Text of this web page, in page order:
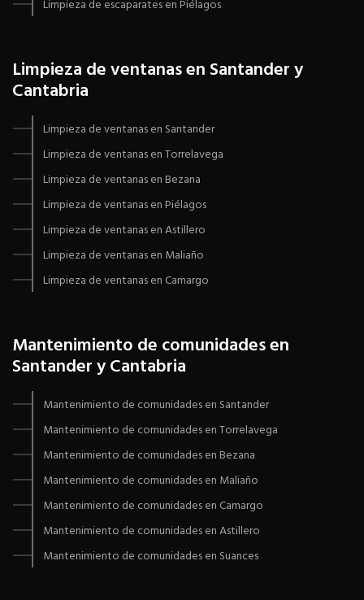
Limpieza de escaparates en Piélagos
Limpieza de ventanas en Santander y
Cantabria
Limpieza de ventanas en Santander
Limpieza de ventanas en Torrelavega
Limpieza de ventanas en Bezana
Limpieza de ventanas en Piélagos
Limpieza de ventanas en Astillero
Limpieza de ventanas en Maliaño
Limpieza de ventanas en Camargo
Mantenimiento de comunidades en
Santander y Cantabria
Mantenimiento de comunidades en Santander
Mantenimiento de comunidades en Torrelavega
Mantenimiento de comunidades en Bezana
Mantenimiento de comunidades en Maliaño
Mantenimiento de comunidades en Camargo
Mantenimiento de comunidades en Astillero
Mantenimiento de comunidades en Suances